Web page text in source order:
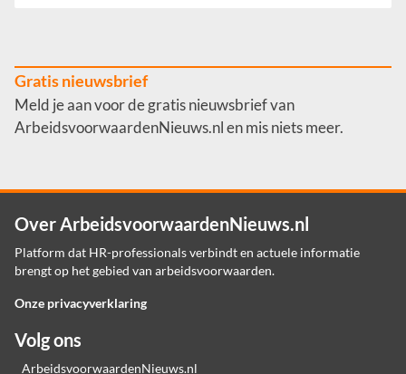
Gratis nieuwsbrief
Meld je aan voor de gratis nieuwsbrief van
ArbeidsvoorwaardenNieuws.nl en mis niets meer.
Over ArbeidsvoorwaardenNieuws.nl
Platform dat HR-professionals verbindt en actuele informatie
brengt op het gebied van arbeidsvoorwaarden.
Onze privacyverklaring
Volg ons
ArbeidsvoorwaardenNieuws.nl